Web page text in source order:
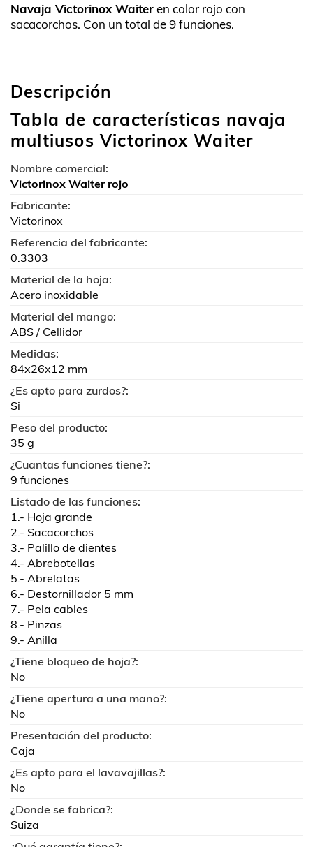
Navaja Victorinox Waiteren color rojo con
sacacorchos. Con un total de 9 funciones.
Descripción
Tabla de características navaja
multiusos Victorinox Waiter
Nombre comercial:
Victorinox Waiter rojo
Fabricante:
Victorinox
Referencia del fabricante:
0.3303
Material de la hoja:
Acero inoxidable
Material del mango:
ABS / Cellidor
Medidas:
84x26x12 mm
¿Es apto para zurdos?:
Si
Peso del producto:
35 g
¿Cuantas funciones tiene?:
9 funciones
Listado de las funciones:
1.- Hoja grande
2.- Sacacorchos
3.- Palillo de dientes
4.- Abrebotellas
5.- Abrelatas
6.- Destornillador 5 mm
7.- Pela cables
8.- Pinzas
9.- Anilla
¿Tiene bloqueo de hoja?:
No
¿Tiene apertura a una mano?:
No
Presentación del producto:
Caja
¿Es apto para el lavavajillas?:
No
¿Donde se fabrica?:
Suiza